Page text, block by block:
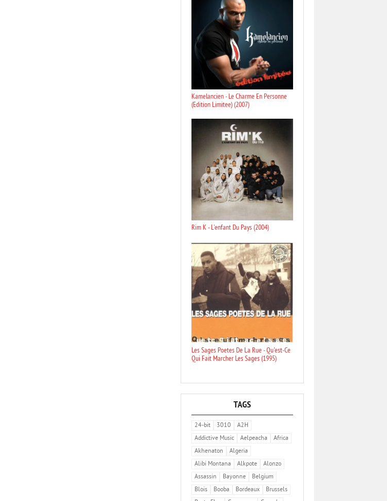
Kamelancien - Le Charme En Personne
(Edition Limitee) (2007)
Rim K - L'enfant Du Pays (2004)
Les Sages Poetes De La Rue - Qu'est-Ce
Qui Fait Marcher Les Sages (1995)
TAGS
24-bit 3010
A2H
Addictive Music
Aelpeacha
Africa
Akhenaton
Algeria
Alibi Montana
Alkpote
Alonzo
Assassin
Bayonne
Belgium
Blois
Booba Bordeaux
Brussels